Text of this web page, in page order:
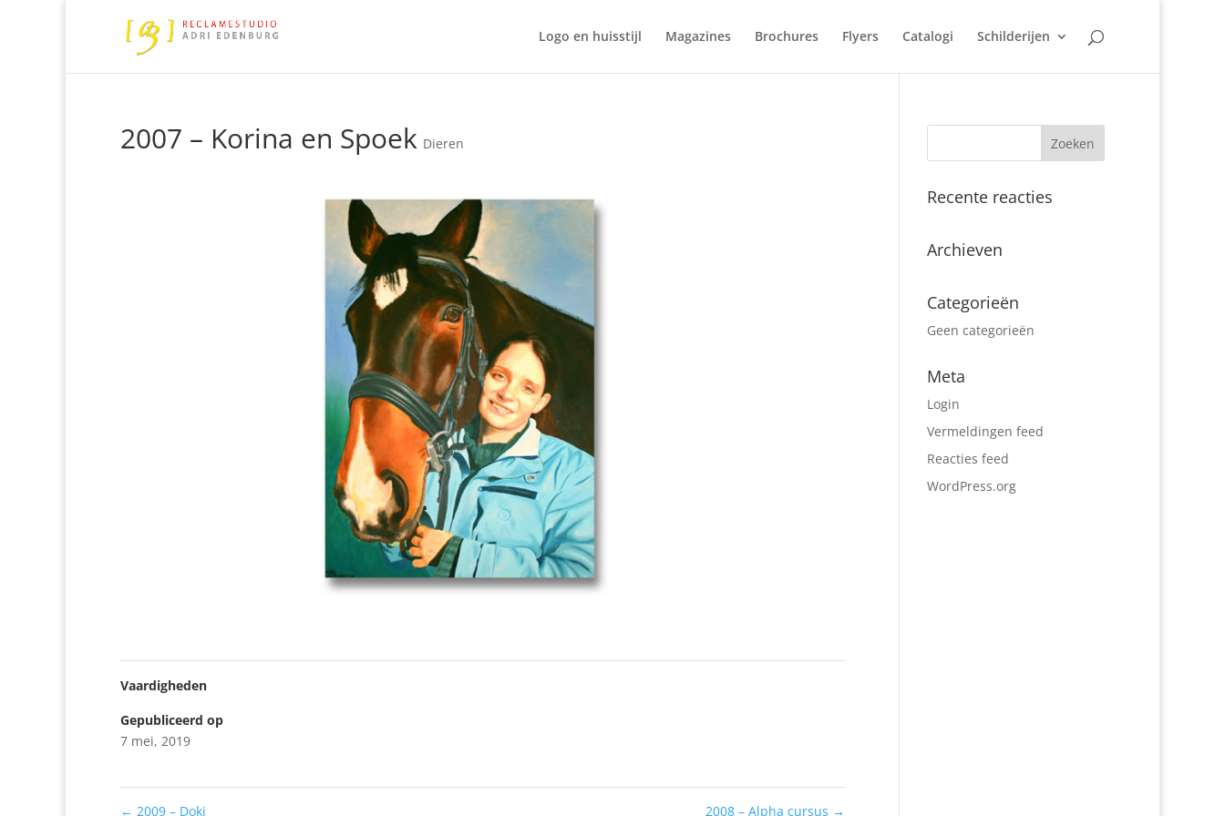
Logo en huisstijl Magazines Brochures Flyers Catalogi Schilderijen
2007 – Korina en Spoek Dieren
Vaardigheden
Gepubliceerd op
7 mei, 2019
← 2009 – Doki 2008 – Alpha cursus →
Recente reacties
Archieven
Categorieën
Geen categorieën
Meta
Login
Vermeldingen feed
Reacties feed
WordPress.org